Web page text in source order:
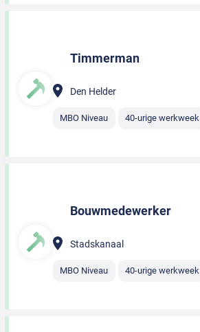
Timmerman
Den Helder
MBO Niveau 40-urige werkweek
Bouwmedewerker
Stadskanaal
MBO Niveau 40-urige werkweek